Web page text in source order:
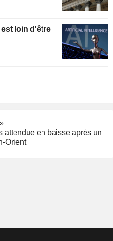
est loin d'être
attendue en baisse après un
Orient